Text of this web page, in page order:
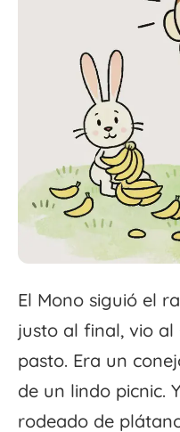
El Mono siguió el
justo al final, vio al
pasto. Era un
de un lindo picnic.
rodeado de